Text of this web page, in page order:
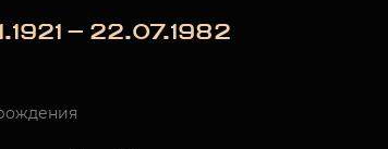
— 22.07.1982